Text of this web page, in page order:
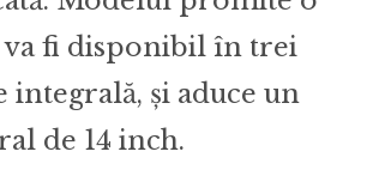
va fi disponibil în trei
și aduce un
de 14 inch.